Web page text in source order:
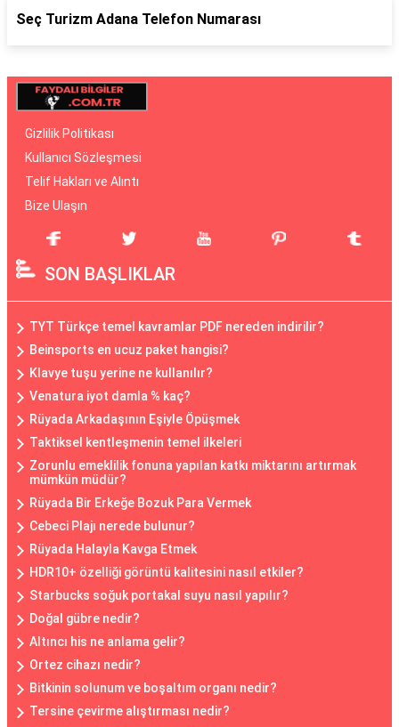
Seç Turizm Adana Telefon Numarası
Gizlilik Politikası
Kullanıcı Sözleşmesi
Telif Hakları ve Alıntı
Bize Ulaşın
SON BAŞLIKLAR
TYT Türkçe temel kavramlar PDF nereden indirilir?
Beinsports en ucuz paket hangisi?
Klavye tuşu yerine ne kullanılır?
Venatura iyot damla % kaç?
Rüyada Arkadaşının Eşiyle Öpüşmek
Taktiksel kentleşmenin temel ilkeleri
Zorunlu emeklilik fonuna yapılan katkı miktarını artırmak
mümkün müdür?
Rüyada Bir Erkeğe Bozuk Para Vermek
Cebeci Plajı nerede bulunur?
Rüyada Halayla Kavga Etmek
HDR10+ özelliği görüntü kalitesini nasıl etkiler?
Starbucks soğuk portakal suyu nasıl yapılır?
Doğal gübre nedir?
Altıncı his ne anlama gelir?
Ortez cihazı nedir?
Bitkinin solunum ve boşaltım organı nedir?
Tersine çevirme alıştırması nedir?